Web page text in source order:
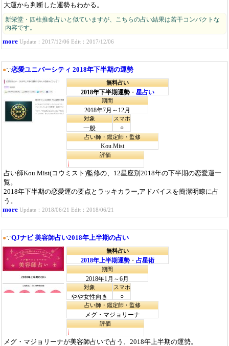
大運から判断した運勢もわかる。
新栄堂・四柱推命占いと似ていますが、こちらの占い結果は若干コンパクトな
内容です。
more Update：2017/12/06 Edit：2017/12/06
●∵恋愛ユニバーシティ 2018年下半期の運勢
無料占い
2018年下半期運勢 ・ 星占い
期間
2018年7月～12月
対象
一般
スマホ
○
占い師・鑑定師・監修
Kou.Mist
評価
占い師Kou.Mist(コウミスト)監修の、12星座別2018年の下半期の恋愛運一
覧。
2018年下半期の恋愛運の要点とラッキカラー,アドバイスを簡潔明瞭に占
う。
more Update：2018/06/21 Edit：2018/06/21
●∵QJナビ 美容師占い2018年上半期の占い
無料占い
2018年上半期運勢 ・ 占星術
期間
2018年1月～6月
対象
やや女性向き
スマホ
○
占い師・鑑定師・監修
メグ・マジョリーナ
評価
メグ・マジョリーナが美容師占いで占う、2018年上半期の運勢。